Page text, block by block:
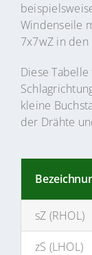
sZ (RHOL)
zS (LHOL)
Windenseile
7x7wZ in den
Diese
kleine
der Drähte